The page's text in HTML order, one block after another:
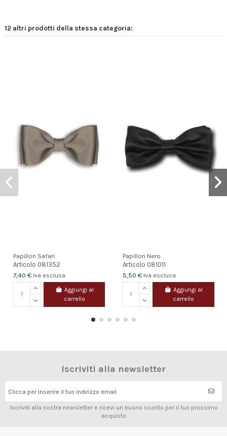
12 altri prodotti della stessa categoria:
Papillon Safari
Articolo 081352
7,40 € Iva esclusa
Aggiungi al
carrello
Papillon Nero
Articolo 081011
5,50 € Iva esclusa
Aggiungi al
carrello
Iscriviti alla newsletter
Clicca per inserire il tuo indirizzo email
Iscriviti alla nostra newsletter e ricevi un buono sconto per il tuo prossimo
acquisto